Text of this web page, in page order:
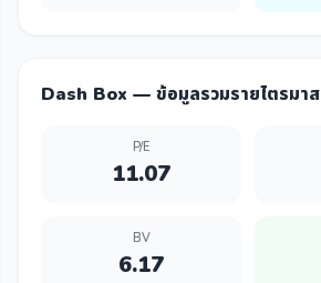
Dash Box — ข้อมูลรวมรายไตรมาส
P/E
11.07
BV
6.17